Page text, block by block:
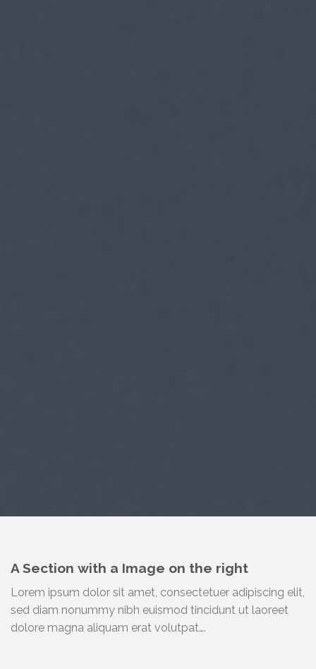
A Section with a Image on the right
Lorem ipsum dolor sit amet, consectetuer adipiscing elit,
sed diam nonummy nibh euismod tincidunt ut laoreet
dolore magna aliquam erat volutpat….